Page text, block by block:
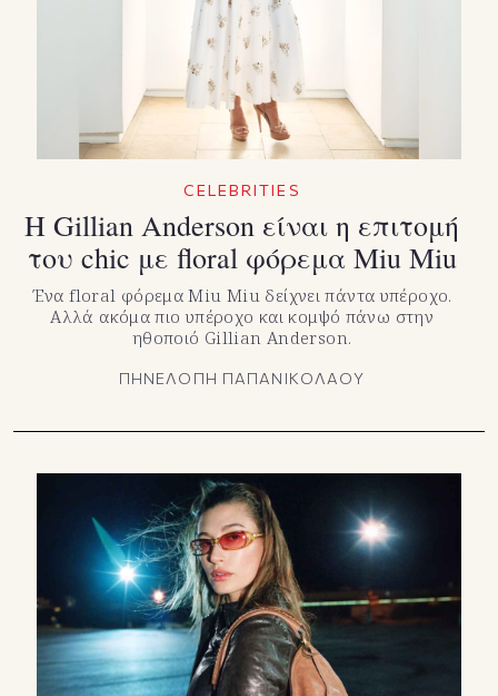
CELEBRITIES
Η Gillian Anderson είναι η επιτομή
του chic με floral φόρεμα Miu Miu
Ένα floral φόρεμα Miu Miu δείχνει πάντα υπέροχο.
Αλλά ακόμα πιο υπέροχο και κομψό πάνω στην
ηθοποιό Gillian Anderson.
ΠΗΝΕΛΟΠΗ ΠΑΠΑΝΙΚΟΛΑΟΥ